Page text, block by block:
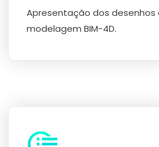
Apresentação dos desenhos
modelagem BIM-4D.